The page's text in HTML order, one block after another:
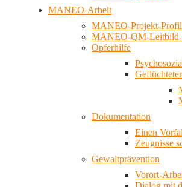
MANEO-Arbeit
MANEO-Projekt-Profil
MANEO-QM-
Opferhilfe
Dokumentation
Einen
Zeugnisse
Gewaltprävention
Vorort-